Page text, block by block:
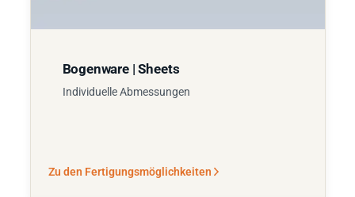
Bogenware | Sheets
Individuelle Abmessungen
Zu den Fertigungsmöglichkeiten